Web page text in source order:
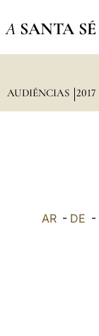
A SANTA SÉ
AUDIÊNCIAS 2017
AR- DE -